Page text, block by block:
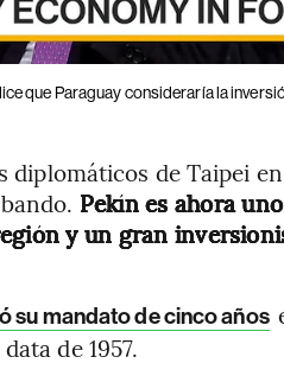
que Paraguay consideraría la
diplomáticos de Taipei
Pekín es ahora
y un gran
su mandato de cinco años
de 1957.